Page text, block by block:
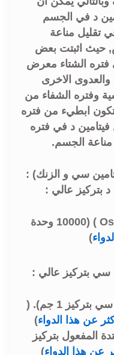
د في الجسم
تقليل مناعة
حيث اثبتت بعض
فتره الشتاء معرض
والعدوى الاخرى
وفتره الشفاء من
تكون ابطيء من فتره
د في فتره
مناعة الجسم.
سي و الزنك) :
بتركيز عالي :
اقراص أوسوفورتين ( Ossofortin ) (10000 وحدة
)
سي بتركيز عالي :
فوار فيتاسيد ج (فيتامين سي بتركيز 1 جم). (
عن هذا الدواء)
المفعول بتركيز
عن هذا الدواء)